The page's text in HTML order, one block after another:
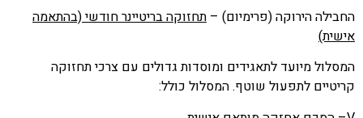
הירוקה (פרימיום) –תחזוקה בריטיינר חודשי (בהתאמה
מיועד לתאגידים ומוסדות גדולים עם צרכי תחזוקה
לתפעול שוטף. המסלול כולל: